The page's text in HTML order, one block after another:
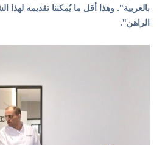
بالعربية". وهذا أقل ما يُمكننا تقديمه
الراهن".